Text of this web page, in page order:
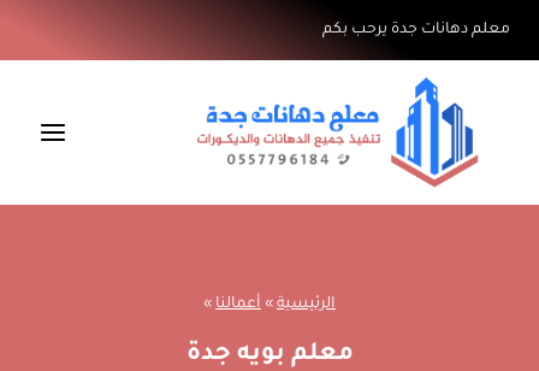
معلم دهانات جدة يرحب بكم
الرئيسية » أعمالنا »
معلم بويه جدة